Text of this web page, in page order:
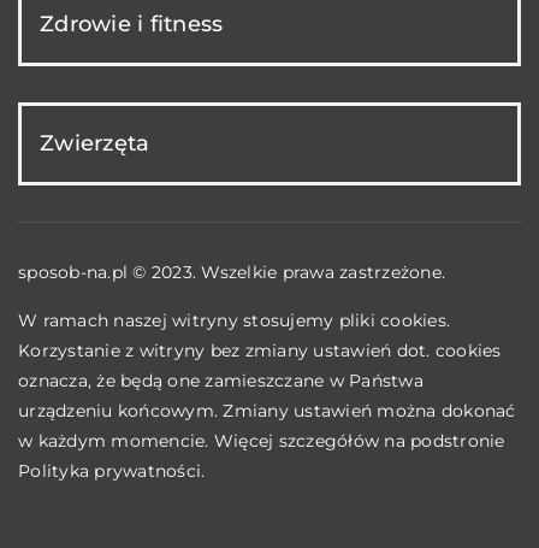
Zdrowie i fitness
Zwierzęta
sposob-na.pl © 2023. Wszelkie prawa zastrzeżone.
W ramach naszej witryny stosujemy pliki cookies.
Korzystanie z witryny bez zmiany ustawień dot. cookies
oznacza, że będą one zamieszczane w Państwa
urządzeniu końcowym. Zmiany ustawień można dokonać
w każdym momencie. Więcej szczegółów na podstronie
Polityka prywatności.